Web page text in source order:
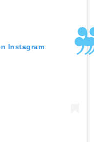
Instagram